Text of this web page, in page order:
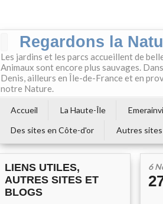
Regardons la
Les jardins et les parcs accueillent de
Animaux sont encore plus sauvages.
Denis, ailleurs en Île-de-France et en
notre Nature.
Accueil La Haute-Île
Des sites en Côte-d'or
Autres
LIENS UTILES,
AUTRES SITES ET
BLOGS
6